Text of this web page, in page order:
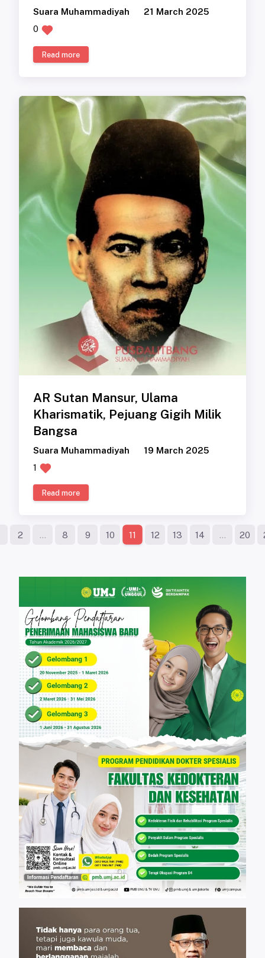
Suara Muhammadiyah
21 March 2025
0
Read more
AR Sutan Mansur, Ulama
Kharismatik, Pejuang Gigih Milik
Bangsa
Suara Muhammadiyah
19 March 2025
1
Read more
2 ... 8 9 10 11 12 13 14 ... 20